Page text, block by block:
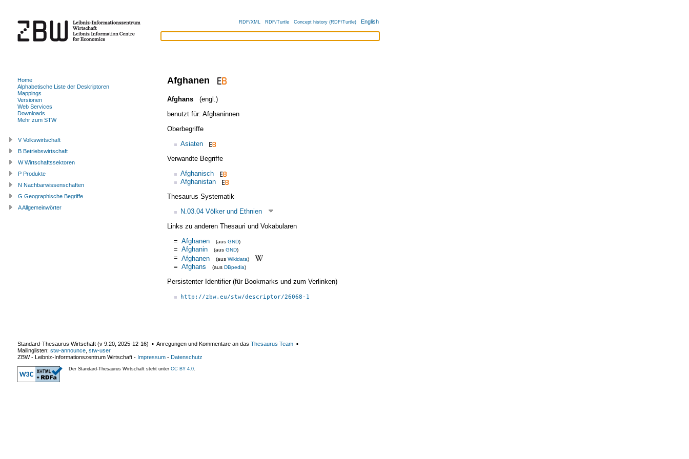
RDF/XML RDF/Turtle Concept history (RDF/Turtle) English
Afghanen
Afghans
(engl.)
benutzt für: Afghaninnen
Oberbegriffe
Asiaten
Verwandte Begriffe
Afghanisch
Afghanistan
Thesaurus Systematik
N.03.04 Völker und Ethnien
Links zu anderen Thesauri und Vokabularen
= Afghanen (aus GND)
= Afghanin (aus GND)
= Afghanen (aus Wikidata)
= Afghans (aus DBpedia)
Persistenter Identifier (für Bookmarks und zum Verlinken)
http://zbw.eu/stw/descriptor/26068-1
Home
Alphabetische Liste der Deskriptoren
Mappings
Versionen
Web Services
Downloads
Mehr zum STW
V Volkswirtschaft
B Betriebswirtschaft
W Wirtschaftssektoren
P Produkte
N Nachbarwissenschaften
G Geographische Begriffe
A Allgemeinwörter
Standard-Thesaurus Wirtschaft (v 9.20 2025-12-16) ▪ Anregungen und Kommentare an das Thesaurus Team ▪
Mailinglisten: stw-announce stw-user
ZBW - Leibniz-Informationszentrum Wirtschaft - Impressum - Datenschutz
Der Standard-Thesaurus Wirtschaft steht unter CC BY 4.0